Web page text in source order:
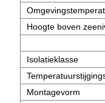
Hoogte boven
Isolatieklasse
Montagevorm